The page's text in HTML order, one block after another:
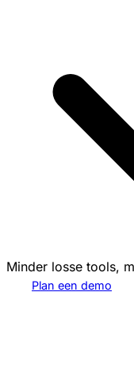
Minder losse tools,
Plan een demo